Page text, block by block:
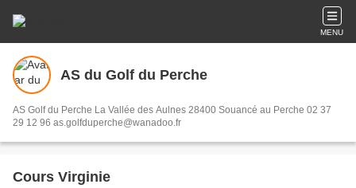
MENU
AS du Golf du Perche
AS Golf du Perche La Vallée des Aulnes 28400 Souancé au Perche 02 37
29 12 96 as.golfduperche@wanadoo.fr
Cours Virginie